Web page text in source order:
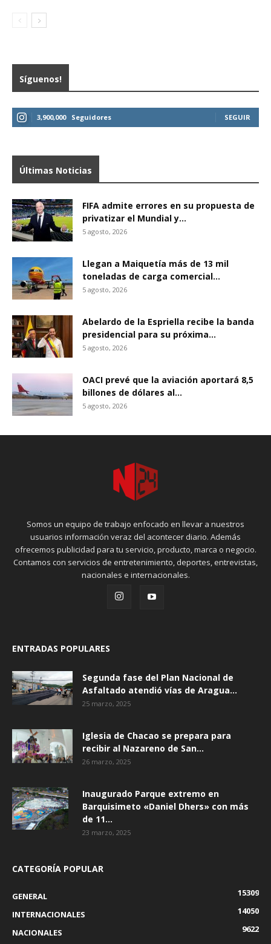
Síguenos!
3,900,000 Seguidores SEGUIR
Últimas Noticias
FIFA admite errores en su propuesta de
privatizar el Mundial y...
5 agosto, 2026
Llegan a Maiquetía más de 13 mil
toneladas de carga comercial...
5 agosto, 2026
Abelardo de la Espriella recibe la banda
presidencial para su próxima...
5 agosto, 2026
OACI prevé que la aviación aportará 8,5
billones de dólares al...
5 agosto, 2026
Somos un equipo de trabajo enfocado en llevar a nuestros
usuarios información veraz del acontecer diario. Además
ofrecemos publicidad para tu servicio, producto, marca o negocio.
Contamos con servicios de entretenimiento, deportes, entrevistas,
nacionales e internacionales.
ENTRADAS POPULARES
Segunda fase del Plan Nacional de
Asfaltado atendió vías de Aragua...
25 marzo, 2025
Iglesia de Chacao se prepara para
recibir al Nazareno de San...
26 marzo, 2025
Inaugurado Parque extremo en
Barquisimeto «Daniel Dhers» con más
de 11...
23 marzo, 2025
CATEGORÍA POPULAR
GENERAL
15309
INTERNACIONALES
14050
NACIONALES
9622